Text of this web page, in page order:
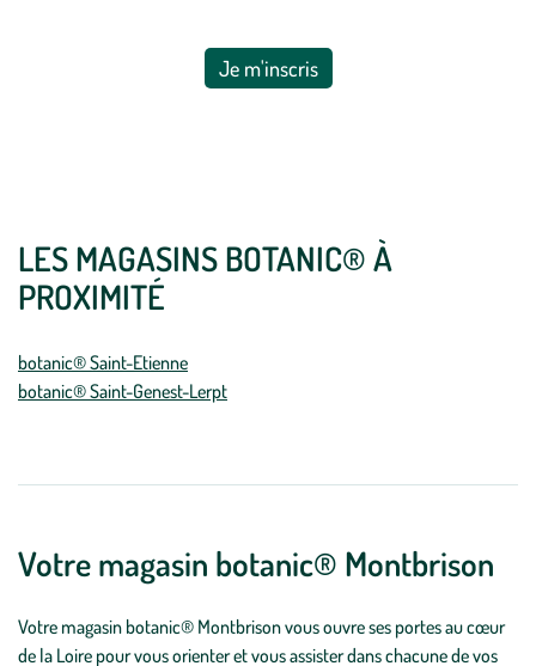
Je m'inscris
LES MAGASINS BOTANIC® À
PROXIMITÉ
botanic® Saint-Etienne
botanic® Saint-Genest-Lerpt
Votre magasin botanic® Montbrison
Votre magasin botanic® Montbrison vous ouvre ses portes au cœur
de la Loire pour vous orienter et vous assister dans chacune de vos